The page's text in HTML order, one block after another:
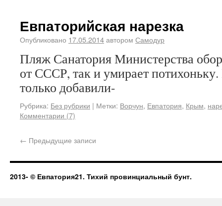
Евпаторийская нарезка
Опубликовано 17.05.2014автором Самодур
Пляж Санатория Министерства
от СССР, так и умирает
только добавили-
Рубрика: Без рубрики | Метки: Ворчун, Евпатория, Крым,
Комментарии (7)
← Предыдущие записи
2013- © Евпатория21. Тихий провинциальный бунт.